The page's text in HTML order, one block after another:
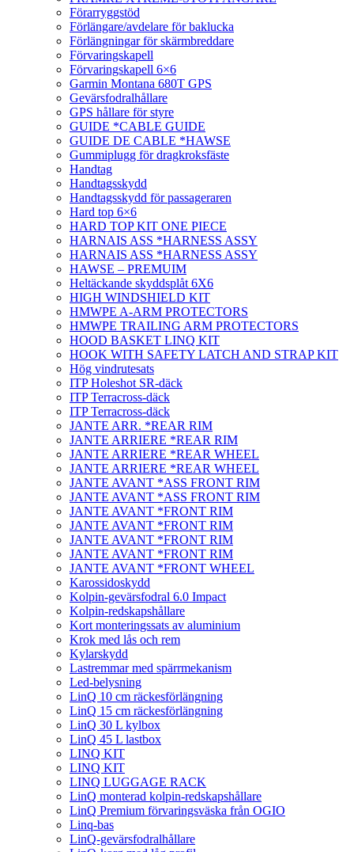
Förarryggstöd
Förlängare/avdelare för baklucka
Förlängningar för skärmbreddare
Förvaringskapell
Förvaringskapell 6×6
Garmin Montana 680T GPS
Gevärsfodralhållare
GPS hållare för styre
GUIDE *CABLE GUIDE
GUIDE DE CABLE *HAWSE
Gummiplugg för dragkroksfäste
Handtag
Handtagsskydd
Handtagsskydd för passageraren
Hard top 6×6
HARD TOP KIT ONE PIECE
HARNAIS ASS *HARNESS ASSY
HARNAIS ASS *HARNESS ASSY
HAWSE – PREMUIM
Heltäckande skyddsplåt 6X6
HIGH WINDSHIELD KIT
HMWPE A-ARM PROTECTORS
HMWPE TRAILING ARM PROTECTORS
HOOD BASKET LINQ KIT
HOOK WITH SAFETY LATCH AND STRAP KIT
Hög vindrutesats
ITP Holeshot SR-däck
ITP Terracross-däck
ITP Terracross-däck
JANTE ARR. *REAR RIM
JANTE ARRIERE *REAR RIM
JANTE ARRIERE *REAR WHEEL
JANTE ARRIERE *REAR WHEEL
JANTE AVANT *ASS FRONT RIM
JANTE AVANT *ASS FRONT RIM
JANTE AVANT *FRONT RIM
JANTE AVANT *FRONT RIM
JANTE AVANT *FRONT RIM
JANTE AVANT *FRONT RIM
JANTE AVANT *FRONT WHEEL
Karossidoskydd
Kolpin-gevärsfodral 6.0 Impact
Kolpin-redskapshållare
Kort monteringssats av aluminium
Krok med lås och rem
Kylarskydd
Lastremmar med spärrmekanism
Led-belysning
LinQ 10 cm räckesförlängning
LinQ 15 cm räckesförlängning
LinQ 30 L kylbox
LinQ 45 L lastbox
LINQ KIT
LINQ KIT
LINQ LUGGAGE RACK
LinQ monterad kolpin-redskapshållare
LinQ Premium förvaringsväska från OGIO
Linq-bas
LinQ-gevärsfodralhållare